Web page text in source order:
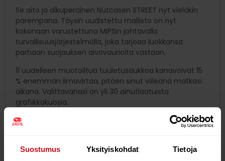
Suostumus Yksityiskohdat Tietoja
Se aito ja alkuperäinen Nutcasen STREET nyt vieläkin
parempana. Täysin uudistettu mallisto on nyt
kokonaan varustettuna MIPSin johtavalla
turvallisuusjärjestelmällä, joka tarjoaa luokkansa
parhaan suojauksen aivovaurioita vastaan.
11 uudelleen muotoiltua tuuletusaukkoa kanavoivat 15
% enemmän ilmavirtaa, pitäen sinut viileänä matkasi
aikana. Valittavanasi on yli 30 ainutlaatuista
grafiikkakuosia.
– Kestävä ruiskuvalettu ABS-kuori, jonka sisällä
– 11 muotoiltua tuuletusaukkoa täydelliseen